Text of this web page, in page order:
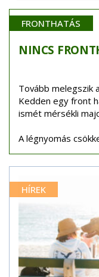
FRONTHATÁS
NINCS
Tovább melegszik
Kedden egy front
ismét mérsékli
A légnyomás
HÍREK